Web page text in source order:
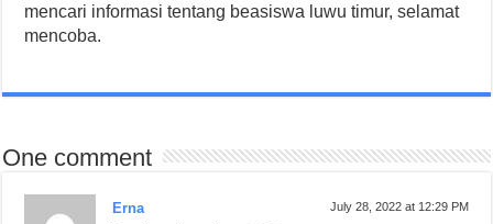
mencari informasi tentang beasiswa luwu timur, selamat
mencoba.
One comment
Erna July 28, 2022 at 12:29 PM